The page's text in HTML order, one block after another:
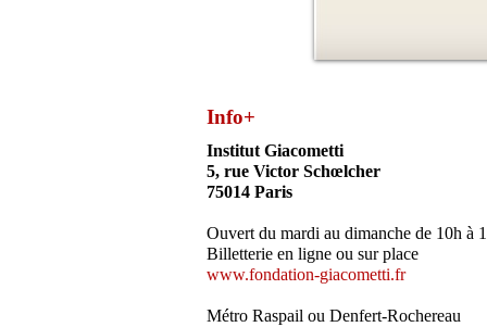
Info+
Institut Giacometti
5, rue Victor Schœlcher
75014 Paris
Ouvert du mardi au dimanche de 10h à
Billetterie en ligne ou sur place
www.fondation-giacometti.fr
Métro Raspail ou Denfert-Rochereau